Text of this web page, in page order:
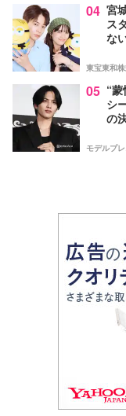
04 宮
ス
な
東宝東和
05 “
シ
の
モデルプ